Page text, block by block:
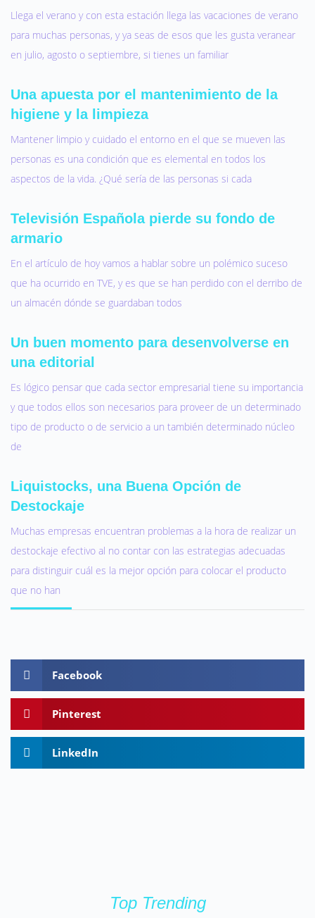
Llega el verano y con esta estación llega las vacaciones de verano
para muchas personas, y ya seas de esos que les gusta veranear
en julio, agosto o septiembre, si tienes un familiar
Una apuesta por el mantenimiento de la
higiene y la limpieza
Mantener limpio y cuidado el entorno en el que se mueven las
personas es una condición que es elemental en todos los
aspectos de la vida. ¿Qué sería de las personas si cada
Televisión Española pierde su fondo de
armario
En el artículo de hoy vamos a hablar sobre un polémico suceso
que ha ocurrido en TVE, y es que se han perdido con el derribo de
un almacén dónde se guardaban todos
Un buen momento para desenvolverse en
una editorial
Es lógico pensar que cada sector empresarial tiene su importancia
y que todos ellos son necesarios para proveer de un determinado
tipo de producto o de servicio a un también determinado núcleo
de
Liquistocks, una Buena Opción de
Destockaje
Muchas empresas encuentran problemas a la hora de realizar un
destockaje efectivo al no contar con las estrategias adecuadas
para distinguir cuál es la mejor opción para colocar el producto
que no han
Facebook
Pinterest
LinkedIn
Top Trending